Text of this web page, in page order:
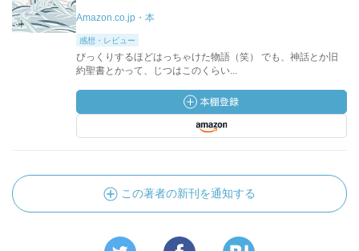
Amazon.co.jp・本
感想・レビュー
びっくりするほどはっちゃけた物語（笑） でも、神話とか旧
約聖書とかって、じつはこのくらい...
この著者の新刊を通知する